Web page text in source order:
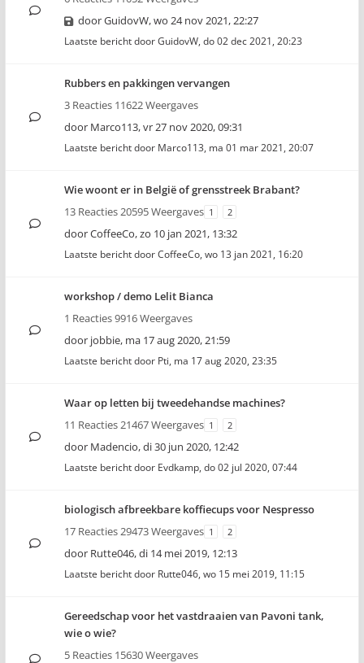
doorGuidovW,wo 24 nov 2021, 22:27
Laatste bericht doorGuidovW, do 02 dec 2021, 20:23
Rubbers en pakkingen vervangen
3 Reacties 11622 Weergaves
door Marco113,vr 27 nov 2020, 09:31
Laatste bericht door Marco113, ma 01 mar 2021, 20:07
Wie woont er in België of grensstreek Brabant?
13 Reacties 20595 Weergaves 1 2
doorCoffeeCo,zo 10 jan 2021, 13:32
Laatste bericht doorCoffeeCo, wo 13 jan 2021, 16:20
workshop / demo Lelit Bianca
1 Reacties 9916 Weergaves
door jobbie, ma 17 aug 2020, 21:59
Laatste bericht door Pti, ma 17 aug 2020, 23:35
Waar op letten bij tweedehandse machines?
11 Reacties 21467 Weergaves 1 2
door Madencio,di 30 jun 2020, 12:42
Laatste bericht door Evdkamp, do 02 jul 2020, 07:44
biologisch afbreekbare koffiecups voor Nespresso
17 Reacties 29473 Weergaves 1 2
door Rutte046,di 14 mei 2019, 12:13
Laatste bericht door Rutte046, wo 15 mei 2019, 11:15
Gereedschap voor het vastdraaien van Pavoni tank,
wie o wie?
5 Reacties 15630 Weergaves